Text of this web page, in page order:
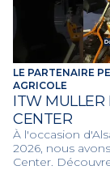
LE PARTENAIRE
AGRICOLE
ITW MULLER
CENTER
À l'occasion
2026, nous
Center.